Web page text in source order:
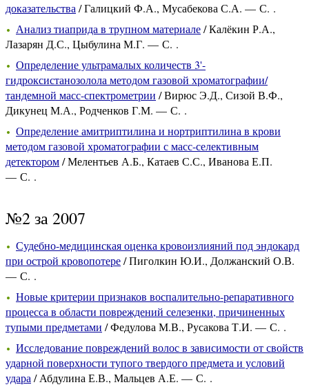
доказательства / Галицкий Ф.А., Мусабекова С.А. — С. .
Анализ тиаприда в трупном материале/ Калёкин Р.А.,
Лазарян Д.С., Цыбулина М.Г. — С. .
Определение ультрамалых количеств 3'-
гидроксистанозолола методом газовой хроматографии/
тандемной масс-спектрометрии / Вирюс Э.Д., Сизой В.Ф.,
Дикунец М.А., Родченков Г.М. — С. .
Определение амитриптилина и нортриптилина в крови
методом газовой хроматографии с масс-селективным
детектором/ Мелентьев А.Б., Катаев С.С., Иванова Е.П.
— С. .
№2 за 2007
Судебно-медицинская оценка кровоизлияний под эндокард
при острой кровопотере/ Пиголкин Ю.И., Должанский О.В.
— С. .
Новые критерии признаков воспалительно-репаративного
процесса в области повреждений селезенки, причиненных
тупыми предметами / Федулова М.В., Русакова Т.И. — С. .
Исследование повреждений волос в зависимости от свойств
ударной поверхности тупого твердого предмета и условий
удара / Абдулина Е.В., Мальцев А.Е. — С. .